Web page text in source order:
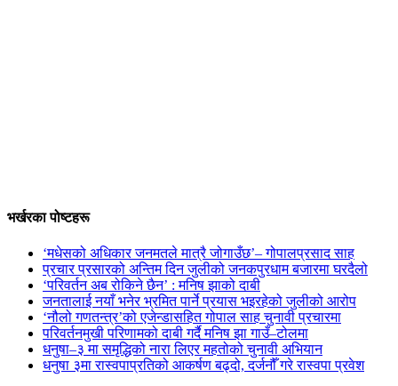
भर्खरका पोष्टहरू
‘मधेसको अधिकार जनमतले मात्रै जोगाउँछ’– गोपालप्रसाद साह
प्रचार प्रसारको अन्तिम दिन जुलीको जनकपुरधाम बजारमा घरदैलो
‘परिवर्तन अब रोकिने छैन’ : मनिष झाको दाबी
जनतालाई नयाँ भनेर भ्रमित पार्ने प्रयास भइरहेको जुलीको आरोप
‘नौलो गणतन्त्र’को एजेन्डासहित गोपाल साह चुनावी प्रचारमा
परिवर्तनमुखी परिणामको दाबी गर्दै मनिष झा गाउँ–टोलमा
धनुषा–३ मा समृद्धिको नारा लिएर महतोको चुनावी अभियान
धनुषा ३मा रास्वपाप्रतिको आकर्षण बढ्दो, दर्जनौँ गरे रास्वपा प्रवेश